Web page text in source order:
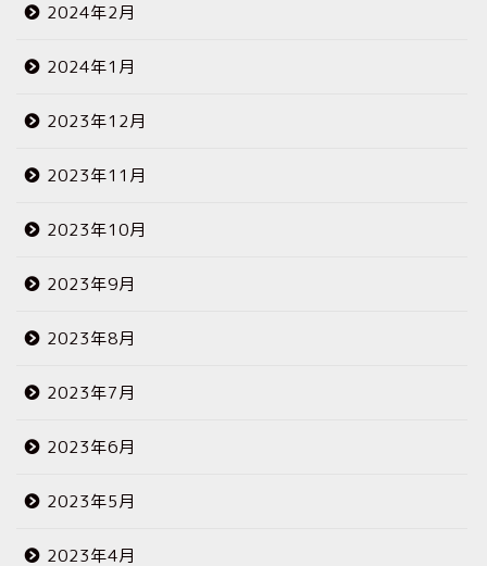
2024年2月
2024年1月
2023年12月
2023年11月
2023年10月
2023年9月
2023年8月
2023年7月
2023年6月
2023年5月
2023年4月